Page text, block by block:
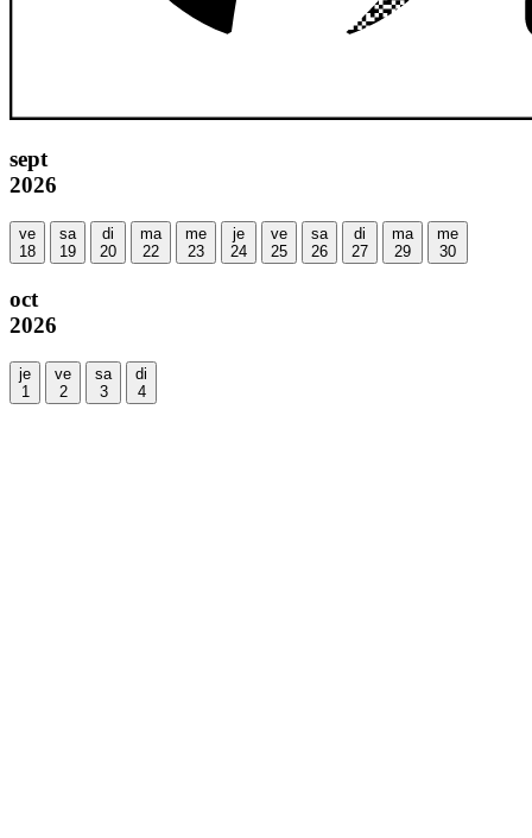
sept
2026
ve
18
sa
19
di
20
ma
22
me
23
je
24
ve
25
sa
26
di
27
ma
29
me
30
oct
2026
je
1
ve
2
sa
3
di
4